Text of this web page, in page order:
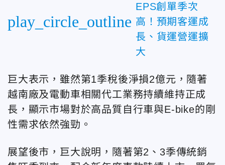
play_circle_outline
EPS創單季次
高！預期客運成
長、貨運營運擴
大
巨大表示，雖然第1季稅後淨損2億元，隨著
越南廠及電動車相關代工業務持續維持正成
長，顯示市場對於高品質自行車與E-bike的剛
性需求依然強勁。
展望後市，巨大說明，隨著第2、3季傳統銷